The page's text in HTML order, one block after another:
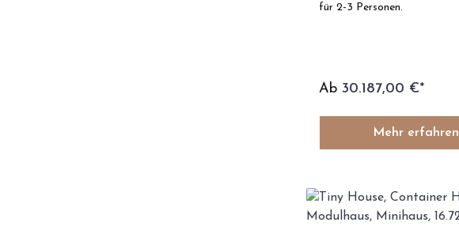
für 2-3 Personen.
Ab 30.187,00 €*
Mehr erfahren